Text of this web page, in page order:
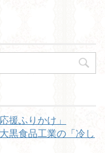
援ふりかけ」
黒食品工業の「冷し